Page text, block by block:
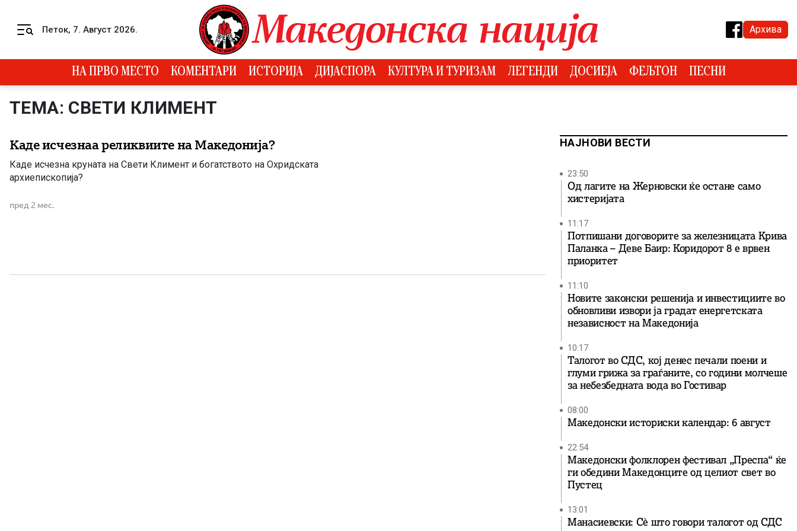
Петок, 7. Август 2026. Архива
НА ПРВО МЕСТО КОМЕНТАРИ ИСТОРИЈА ДИЈАСПОРА КУЛТУРА И ТУРИЗАМ ЛЕГЕНДИ ДОСИЕЈА ФЕЉТОН ПЕСНИ
ТЕМА: СВЕТИ КЛИМЕНТ
Каде исчезнаа реликвиите на Македонија?
Каде исчезна круната на Свети Климент и богатството на Охридската
архиепископија?
пред 2 мес.
НАЈНОВИ ВЕСТИ
23:50
Од лагите на Жерновски ќе остане само
хистеријата
11:17
Потпишани договорите за железницата Крива
Паланка – Деве Баир: Коридорот 8 е врвен
приоритет
11:10
Новите законски решенија и инвестициите во
обновливи извори ја градат енергетската
независност на Македонија
10:17
Талогот во СДС, кој денес печали поени и
глуми грижа за граѓаните, со години молчеше
за небезбедната вода во Гостивар
08:00
Македонски историски календар: 6 август
22:54
Македонски фолклорен фестивал „Преспа“ ќе
ги обедини Македонците од целиот свет во
Пустец
13:01
Манасиевски: Сè што говори талогот од СДС